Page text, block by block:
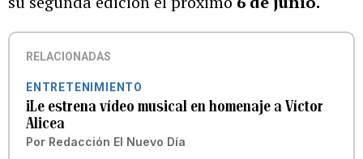
RELACIONADAS
ENTRETENIMIENTO
iLe estrena vídeo musical en homenaje a Víctor
Alicea
Por Redacción El Nuevo Día